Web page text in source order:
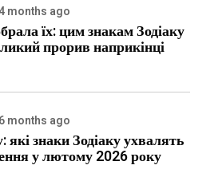
4 months ago
їх: цим знакам Зодіаку
прорив наприкінці
6 months ago
знаки Зодіаку ухвалять
у лютому 2026 року